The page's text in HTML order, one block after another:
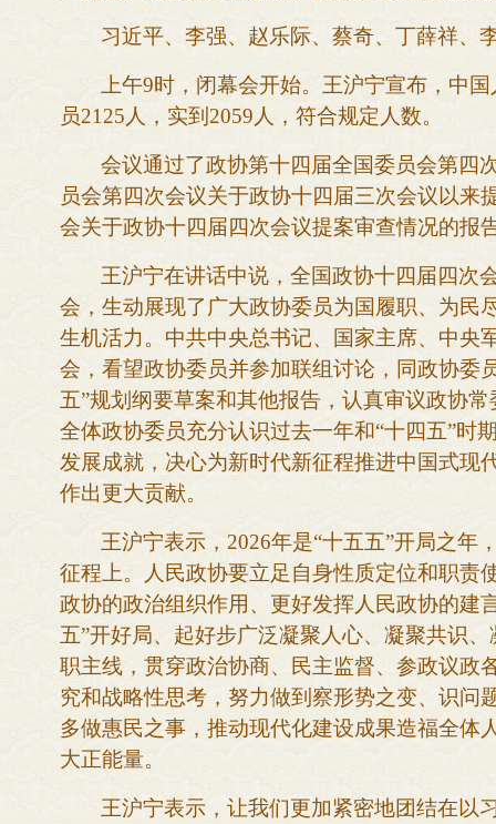
习近平、李强、赵乐际、蔡奇、丁薛祥、
上午9时，闭幕会开始。王沪宁宣布，中
员2125人，实到2059人，符合规定人数。
会议通过了政协第十四届全国委员会第四
员会第四次会议关于政协十四届三次会议以
会关于政协十四届四次会议提案审查情况的报
王沪宁在讲话中说，全国政协十四届四次
会，生动展现了广大政协委员为国履职、为民
生机活力。中共中央总书记、国家主席、中央
会，看望政协委员并参加联组讨论，同政协委
五”规划纲要草案和其他报告，认真审议政协
全体政协委员充分认识过去一年和“十四五”时
发展成就，决心为新时代新征程推进中国式现
作出更大贡献。
王沪宁表示， 2026年是“十五五”开局之年
征程上。人民政协要立足自身性质定位和职责
政协的政治组织作用、更好发挥人民政协的建
五”开好局、起好步广泛凝聚人心、凝聚共识
职主线，贯穿政治协商、民主监督、参政议政
究和战略性思考，努力做到察形势之变、识问
多做惠民之事，推动现代化建设成果造福全体
大正能量。
王沪宁表示，让我们更加紧密地团结在以